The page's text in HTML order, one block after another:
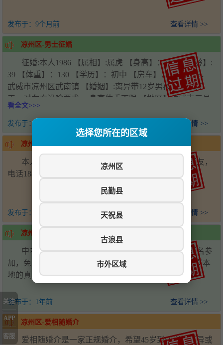
选择您所在的区域
凉州区
民勤县
天祝县
古浪县
市外区域
发布于： 9个月前 查看详情 >>
凉州区-男士征婚
征婚:本人1986 【属相】:属虎 【身高】：166 【年龄】:
39 【体重】：130 【学历】：初中 【房车】：有房有车，
武威市凉州区武南镇 【婚姻】:离异带12岁男孩，餐厅打
工，对女方没啥要求， 身高体重不限 【地区】武威市三县
一区，【婚姻】30～45岁之间离异或者丧偶带男孩女孩都愿
意接受，婚后在不想生孩子也愿意接受只要有眼缘真心实意
持家过日子就行17793558109微信同号，非诚勿扰！
看全文>>>
发布于： 查看详情 >>
凉州区-征婚交友
本人男，身高185.体重75公斤.找一位过日子的女朋友，
电话18894250789！
发布于： 查看详情 >>
凉州区-免费征婚启事
中老年婚介，欢迎45岁到65岁的单身男女，踊跃报名参
加，免费报名电话，18894359418，内容真实可靠，都是本
地的真实情况，想脱单敢紧加入吧，过了这一村没了
发布于： 1年前 查看详情 >>
凉州区-爱相随婚介
爱相随婚介是一家正规婚介，希望45岁到60岁的离异或
关注
APP
客服